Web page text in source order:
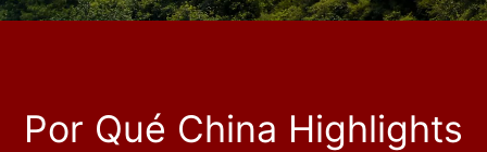
Por Qué China Highlights